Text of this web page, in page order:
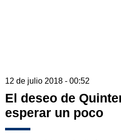
12 de julio 2018 - 00:52
El deseo de
esperar un poco